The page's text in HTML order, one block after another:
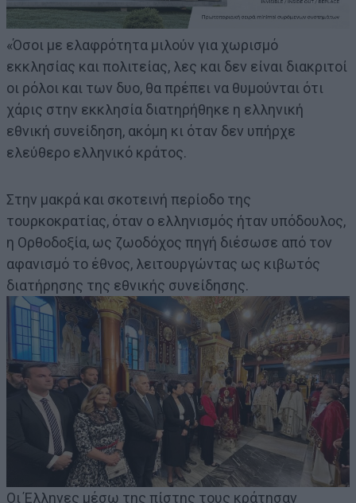
«Όσοι με ελαφρότητα μιλούν για χωρισμό
εκκλησίας και πολιτείας, λες και δεν είναι διακριτοί
οι ρόλοι και των δυο, θα πρέπει να θυμούνται ότι
χάρις στην εκκλησία διατηρήθηκε η ελληνική
εθνική συνείδηση, ακόμη κι όταν δεν υπήρχε
ελεύθερο ελληνικό κράτος.
Στην μακρά και σκοτεινή περίοδο της
τουρκοκρατίας, όταν ο ελληνισμός ήταν υπόδουλος,
η Ορθοδοξία, ως ζωοδόχος πηγή διέσωσε από τον
αφανισμό το έθνος, λειτουργώντας ως κιβωτός
διατήρησης της εθνικής συνείδησης.
Οι Έλληνες μέσω της πίστης τους κράτησαν